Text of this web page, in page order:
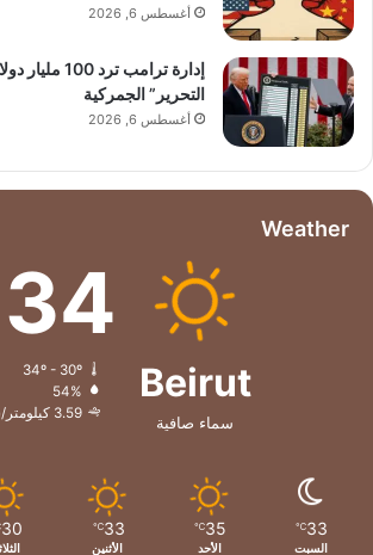
أغسطس 6, 2026
إدارة ترامب
التحرير” الجمركية
أغسطس 6, 2026
Weather
Beirut
سماء صافية
34
34º - 30º
54%
3.59 كيلومتر/ساعة
33
℃
السبت
35
℃
الأحد
33
℃
الأثنين
30